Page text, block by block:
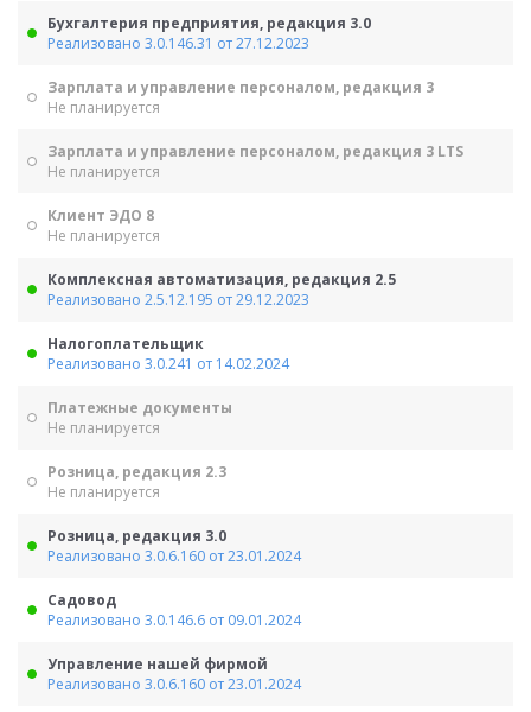
Бухгалтерия предприятия, редакция 3.0
Реализовано 3.0.146.31 от 27.12.2023
Зарплата и управление персоналом, редакция 3
Не планируется
Зарплата и управление персоналом, редакция 3 LTS
Не планируется
Клиент ЭДО 8
Не планируется
Комплексная автоматизация, редакция 2.5
Реализовано 2.5.12.195 от 29.12.2023
Налогоплательщик
Реализовано 3.0.241 от 14.02.2024
Платежные документы
Не планируется
Розница, редакция 2.3
Не планируется
Розница, редакция 3.0
Реализовано 3.0.6.160 от 23.01.2024
Садовод
Реализовано 3.0.146.6 от 09.01.2024
Управление нашей фирмой
Реализовано 3.0.6.160 от 23.01.2024